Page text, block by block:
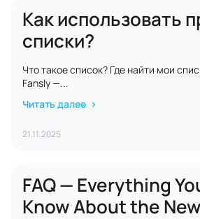
Как использовать
списки?
Что такое список? Где найти мои
Fansly —...
Читать далее
21.11.2025
FAQ — Everything
Know About the